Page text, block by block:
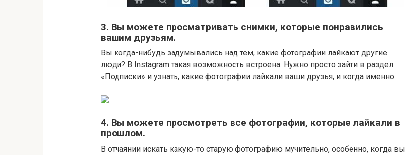
3. Вы можете просматривать снимки, которые понравились
вашим друзьям.
Вы когда-нибудь задумывались над тем, какие фотографии лайкают другие
люди? В Instagram такая возможность встроена. Нужно просто зайти в раздел
«Подписки» и узнать, какие фотографии лайкали ваши друзья, и когда именно.
4. Вы можете просмотреть все фотографии, которые лайкали в
прошлом.
В отчаянии искать какую-то старую фотографию мучительно, особенно, когда вы